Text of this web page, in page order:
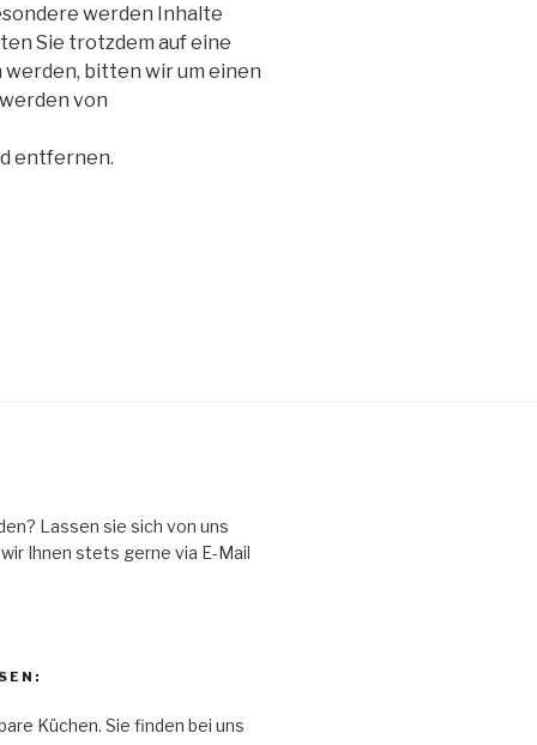
werden Inhalte
Sie trotzdem auf eine
bitten wir um einen
von
entfernen.
Lassen sie sich von uns
Ihnen stets gerne via E-Mail
Küchen. Sie finden bei uns